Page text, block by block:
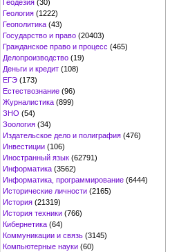
Геодезия (30)
Геология (1222)
Геополитика (43)
Государство и право (20403)
Гражданское право и процесс (465)
Делопроизводство (19)
Деньги и кредит (108)
ЕГЭ (173)
Естествознание (96)
Журналистика (899)
ЗНО (54)
Зоология (34)
Издательское дело и полиграфия (476)
Инвестиции (106)
Иностранный язык (62791)
Информатика (3562)
Информатика, программирование (6444)
Исторические личности (2165)
История (21319)
История техники (766)
Кибернетика (64)
Коммуникации и связь (3145)
Компьютерные науки (60)